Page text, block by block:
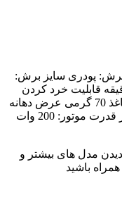
پودری سایز برش:
قابلیت خرد کردن
عرض دهانه
قدرت موتور: 200 وات
مدل های بیشتر و
همراه باشید